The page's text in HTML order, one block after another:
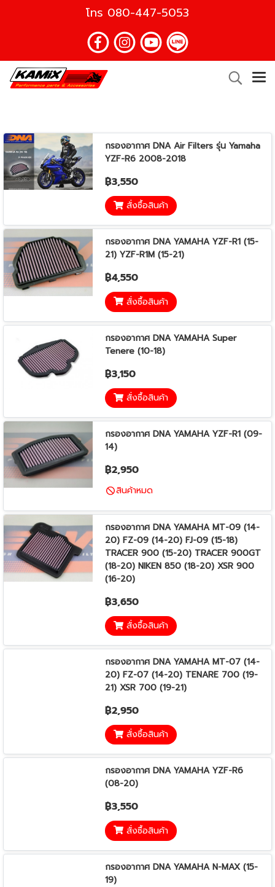
โทร 080-447-5053
กรองอากาศ DNA Air Filters รุ่น Yamaha
YZF-R6 2008-2018
฿3,550
สั่งซื้อสินค้า
กรองอากาศ DNA YAMAHA YZF-R1 (15-
21) YZF-R1M (15-21)
฿4,550
สั่งซื้อสินค้า
กรองอากาศ DNA YAMAHA Super
Tenere (10-18)
฿3,150
สั่งซื้อสินค้า
กรองอากาศ DNA YAMAHA YZF-R1 (09-
14)
฿2,950
สินค้าหมด
กรองอากาศ DNA YAMAHA MT-09 (14-
20) FZ-09 (14-20) FJ-09 (15-18)
TRACER 900 (15-20) TRACER 900GT
(18-20) NIKEN 850 (18-20) XSR 900
(16-20)
฿3,650
สั่งซื้อสินค้า
กรองอากาศ DNA YAMAHA MT-07 (14-
20) FZ-07 (14-20) TENARE 700 (19-
21) XSR 700 (19-21)
฿2,950
สั่งซื้อสินค้า
กรองอากาศ DNA YAMAHA YZF-R6
(08-20)
฿3,550
สั่งซื้อสินค้า
กรองอากาศ DNA YAMAHA N-MAX (15-
19)